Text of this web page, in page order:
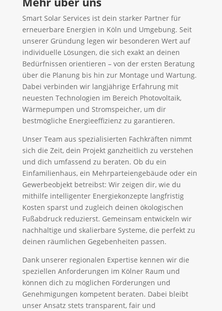
Smart Solar Services ist dein starker Partner für
erneuerbare Energien in Köln und Umgebung. Seit
unserer Gründung legen wir besonderen Wert auf
individuelle Lösungen, die sich exakt an deinen
Bedürfnissen orientieren – von der ersten Beratung
über die Planung bis hin zur Montage und Wartung.
Dabei verbinden wir langjährige Erfahrung mit
neuesten Technologien im Bereich Photovoltaik,
Wärmepumpen und Stromspeicher, um dir
bestmögliche Energieeffizienz zu garantieren.
Unser Team aus spezialisierten Fachkräften nimmt
sich die Zeit, dein Projekt ganzheitlich zu verstehen
und dich umfassend zu beraten. Ob du ein
Einfamilienhaus, ein Mehrparteiengebäude oder ein
Gewerbeobjekt betreibst: Wir zeigen dir, wie du
mithilfe intelligenter Energiekonzepte langfristig
Kosten sparst und zugleich deinen ökologischen
Fußabdruck reduzierst. Gemeinsam entwickeln wir
nachhaltige und skalierbare Systeme, die perfekt zu
deinen räumlichen Gegebenheiten passen.
Dank unserer regionalen Expertise kennen wir die
speziellen Anforderungen im Kölner Raum und
können dich zu möglichen Förderungen und
Genehmigungen kompetent beraten. Dabei bleibt
unser Ansatz stets transparent, fair und